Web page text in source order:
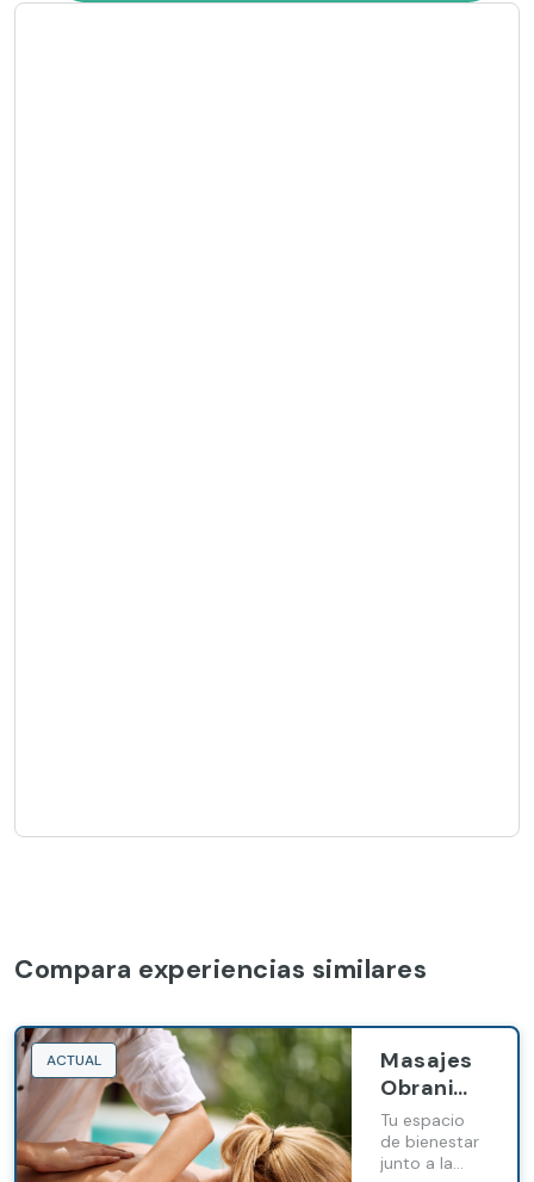
Compara experiencias similares
ACTUAL
Masajes
Obrani
Beauty
Space
Tu espacio
de bienestar
junto a la